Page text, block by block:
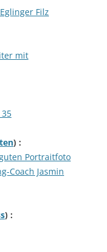
Filz
mit
) :
Portraitfoto
Coach Jasmin
) :